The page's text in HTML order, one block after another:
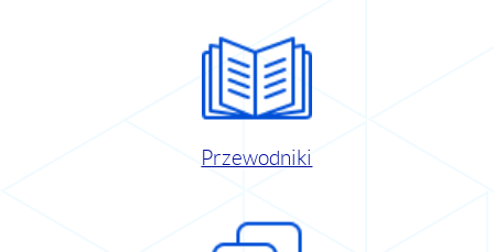
Przewodniki